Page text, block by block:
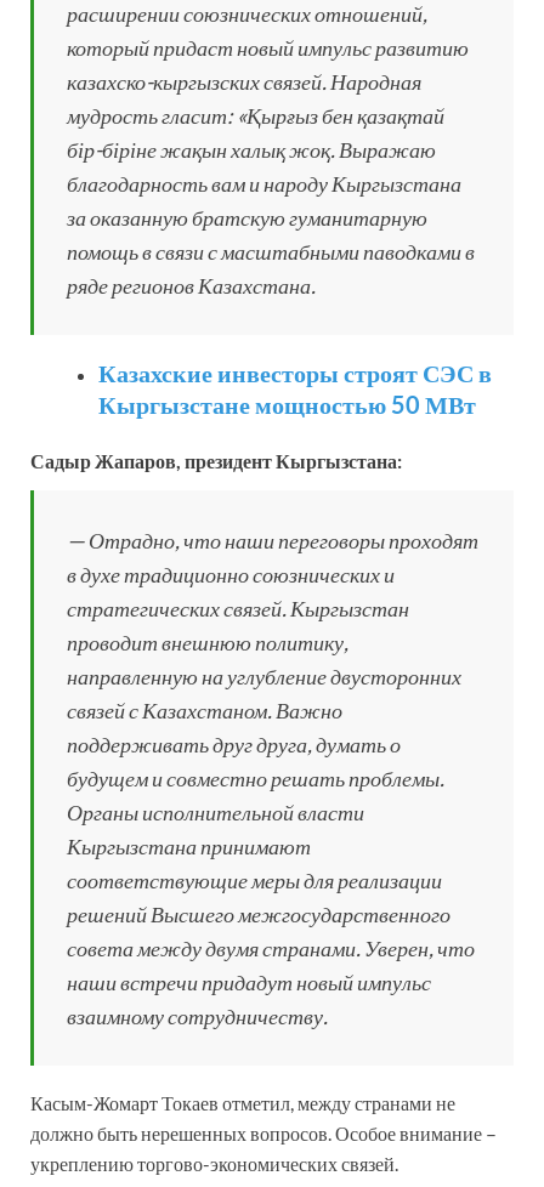
расширении союзнических отношений,
который придаст новый импульс развитию
казахско-кыргызских связей. Народная
мудрость гласит: «Қырғыз бен қазақтай
бір-біріне жақын халық жоқ. Выражаю
благодарность вам и народу Кыргызстана
за оказанную братскую гуманитарную
помощь в связи с масштабными паводками в
ряде регионов Казахстана.
Казахские инвесторы строят СЭС в
Кыргызстане мощностью 50 МВт
Садыр Жапаров, президент Кыргызстана:
— Отрадно, что наши переговоры проходят
в духе традиционно союзнических и
стратегических связей. Кыргызстан
проводит внешнюю политику,
направленную на углубление двусторонних
связей с Казахстаном. Важно
поддерживать друг друга, думать о
будущем и совместно решать проблемы.
Органы исполнительной власти
Кыргызстана принимают
соответствующие меры для реализации
решений Высшего межгосударственного
совета между двумя странами. Уверен, что
наши встречи придадут новый импульс
взаимному сотрудничеству.
Касым-Жомарт Токаев отметил, между странами не
должно быть нерешенных вопросов. Особое внимание –
укреплению торгово-экономических связей.